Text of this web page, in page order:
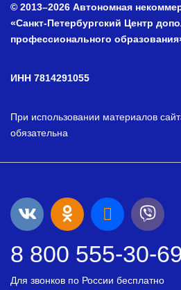
© 2013–2026 Автономная
«Санкт-Петербургский Центр
профессионального
ИНН 7814291055
При использовании материалов
обязательна
8 800 555-30-
Для звонков по России бесплатно